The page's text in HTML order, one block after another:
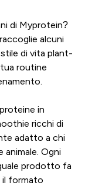
di Myprotein?
alcuni
di vita plant-
routine
in
ricchi di
adatto a chi
animale. Ogni
prodotto fa
il formato